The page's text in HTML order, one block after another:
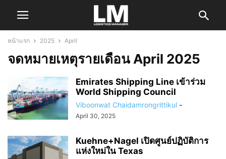
หน้าแรก 2025 April
จดหมายเหตุรายเดือน April 2025
Emirates Shipping Line เข้าร่วม
World Shipping Council
Viboonwat Chaidamrongrittikul -
April 30, 2025
Kuehne+Nagel เปิดศูนย์ปฏิบัติการ
แห่งใหม่ใน Texas